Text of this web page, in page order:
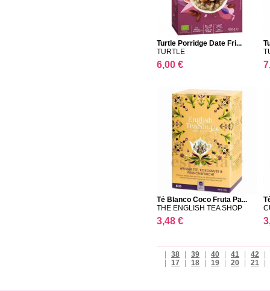
Turtle Porridge Date Fri...
TURTLE
6,00 €
Té Blanco Coco Fruta Pa...
THE ENGLISH TEA SHOP
3,48 €
42
41
40
39
38
21
20
19
18
17